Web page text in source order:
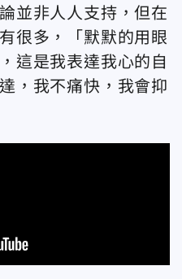
並非人人支持，但在
很多，「默默的用眼
這是我表達我心的自
，我不痛快，我會抑